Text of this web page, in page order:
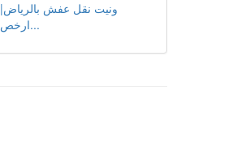
ونيت نقل عفش بالرياض|
ارخص...